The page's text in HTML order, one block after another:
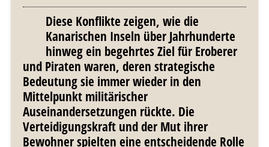
Diese Konflikte zeigen, wie die
Kanarischen Inseln über Jahrhunderte
hinweg ein begehrtes Ziel für Eroberer
und Piraten waren, deren strategische
Bedeutung sie immer wieder in den
Mittelpunkt militärischer
Auseinandersetzungen rückte. Die
Verteidigungskraft und der Mut ihrer
Bewohner spielten eine entscheidende Rolle